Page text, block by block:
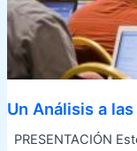
Un Análisis a
PRESENTACIÓN